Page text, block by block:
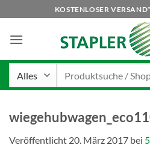
Inhalt
springen
KOSTENLOSER
Veröffentlicht 20. März 2017 bei